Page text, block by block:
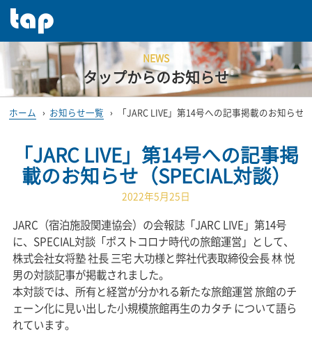
NEWS
タップからのお知らせ
ホーム › お知らせ一覧 › 「JARC LIVE」第14号への記事掲載のお知らせ
「JARC LIVE」第14号への記事掲
載のお知らせ（SPECIAL対談）
2022年5月25日
JARC（宿泊施設関連協会）の会報誌「JARC LIVE」第14号
に、SPECIAL対談「ポストコロナ時代の旅館運営」として、
株式会社女将塾 社長 三宅 大功様と弊社代表取締役会長 林 悦
男の対談記事が掲載されました。
本対談では、所有と経営が分かれる新たな旅館運営 旅館のチ
ェーン化に見い出した小規模旅館再生のカタチ について語ら
れています。